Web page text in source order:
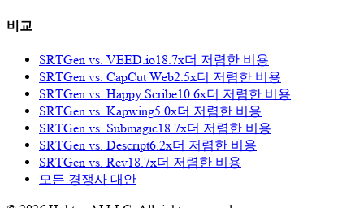
비교
SRTGen vs. VEED.io18.7x더 저렴한 비용
SRTGen vs. CapCut Web2.5x더 저렴한 비용
SRTGen vs. Happy Scribe10.6x더 저렴한 비용
SRTGen vs. Kapwing5.0x더 저렴한 비용
SRTGen vs. Submagic18.7x더 저렴한 비용
SRTGen vs. Descript6.2x더 저렴한 비용
SRTGen vs. Rev18.7x더 저렴한 비용
모든 경쟁사 대안